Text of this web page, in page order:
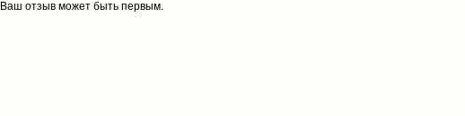
Ваш отзыв может быть первым.